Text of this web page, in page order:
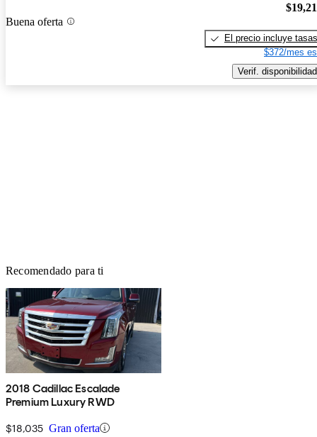
Buena oferta
El precio incluye tasas
$372/mes
Verif. disponibilidad
Recomendado para ti
2018 Cadillac Escalade
Premium Luxury RWD
$18,035 Gran oferta